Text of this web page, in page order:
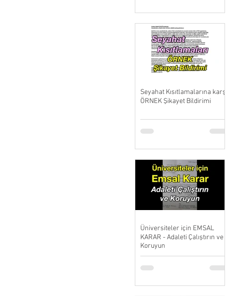
Seyahat Kısıtlamalarına
ÖRNEK Şikayet Bildirimi
Üniversiteler için EMSAL
KARAR - Adaleti Çalıştırın ve
Koruyun